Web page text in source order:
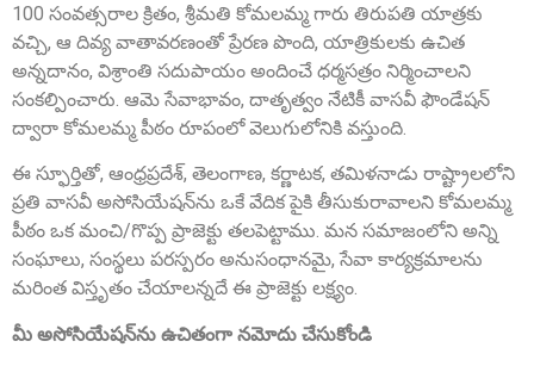
Sri Anna Ranganayakulu
Founder Donor, Kanigiri, Prakasam Dist. AP
Sri A.S. Aswathanarayana Setty
Founder Donor, Gowribidanur, Karnataka
100 సంవత్సరాల క్రితం, శ్రీమతి కోమలమ్మ గారు తిరుపతి యాత్రకు
వచ్చి, ఆ దివ్య వాతావరణంతో ప్రేరణ పొంది, యాత్రికులకు ఉచిత
అన్నదానం, విశ్రాంతి సదుపాయం అందించే ధర్మసత్రం నిర్మించాలని
సంకల్పించారు. ఆమె సేవాభావం, దాతృత్వం నేటికీ వాసవీ ఫౌండేషన్
ద్వారా కోమలమ్మ పీఠం రూపంలో వెలుగులోనికి వస్తుంది.
ఈ స్ఫూర్తితో, ఆంధ్రప్రదేశ్, తెలంగాణ, కర్ణాటక, తమిళనాడు రాష్ట్రాలలోని
ప్రతి వాసవీ అసోసియేషన్‌ను ఒకే వేదిక పైకి తీసుకురావాలని కోమలమ్మ
పీఠం ఒక మంచి/గొప్ప ప్రాజెక్టు తలపెట్టాము. మన సమాజంలోని అన్ని
సంఘాలు, సంస్థలు పరస్పరం అనుసంధానమై, సేవా కార్యక్రమాలను
మరింత విస్తృతం చేయాలన్నదే ఈ ప్రాజెక్టు లక్ష్యం.
మీ అసోసియేషన్‌ను ఉచితంగా నమోదు చేసుకోండి